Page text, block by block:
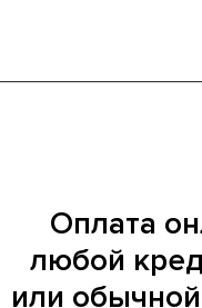
Оплата
любой
или